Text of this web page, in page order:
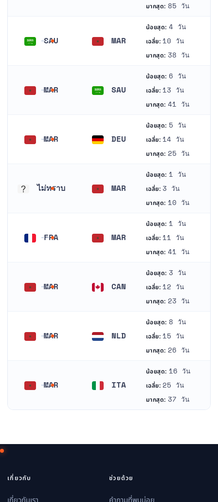
มากสุด: 85 วัน
SAU MAR
น้อยสุด: 4 วัน
เฉลี่ย: 10 วัน
มากสุด: 38 วัน
MAR SAU
น้อยสุด: 6 วัน
เฉลี่ย: 13 วัน
มากสุด: 41 วัน
MAR DEU
น้อยสุด: 5 วัน
เฉลี่ย: 14 วัน
มากสุด: 25 วัน
ไม่ทราบ MAR
น้อยสุด: 1 วัน
เฉลี่ย: 3 วัน
มากสุด: 10 วัน
FRA MAR
น้อยสุด: 1 วัน
เฉลี่ย: 11 วัน
มากสุด: 41 วัน
MAR CAN
น้อยสุด: 3 วัน
เฉลี่ย: 12 วัน
มากสุด: 23 วัน
MAR NLD
น้อยสุด: 8 วัน
เฉลี่ย: 15 วัน
มากสุด: 26 วัน
MAR ITA
น้อยสุด: 16 วัน
เฉลี่ย: 25 วัน
มากสุด: 37 วัน
เกี่ยวกับ ช่วยด้วย